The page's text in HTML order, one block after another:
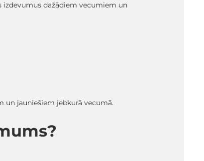
dažādiem vecumiem un
un jauniešiem jebkurā vecumā.